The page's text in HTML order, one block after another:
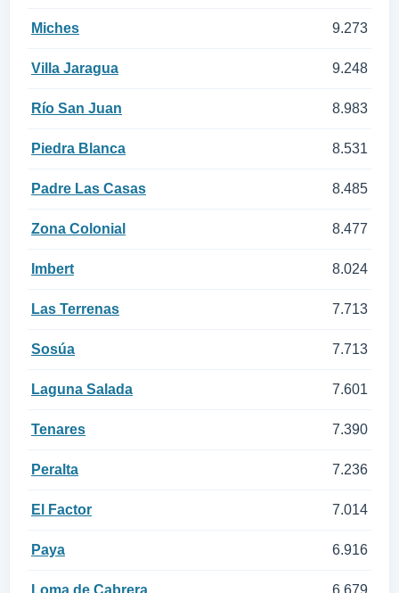
Miches 9.273
Villa Jaragua 9.248
Río San Juan 8.983
Piedra Blanca 8.531
Padre Las Casas 8.485
Zona Colonial 8.477
Imbert 8.024
Las Terrenas 7.713
Sosúa 7.713
Laguna Salada 7.601
Tenares 7.390
Peralta 7.236
El Factor 7.014
Paya 6.916
Loma de Cabrera 6.679